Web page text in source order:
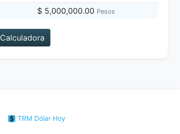
$ 5,000,000.00 Pesos
Calculadora
TRM Dólar Hoy